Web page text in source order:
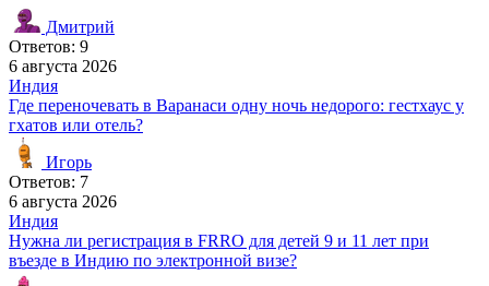
Дмитрий
Ответов: 9
6 августа 2026
Индия
Где переночевать в Варанаси одну ночь недорого: гестхаус у
гхатов или отель?
Игорь
Ответов: 7
6 августа 2026
Индия
Нужна ли регистрация в FRRO для детей 9 и 11 лет при
въезде в Индию по электронной визе?